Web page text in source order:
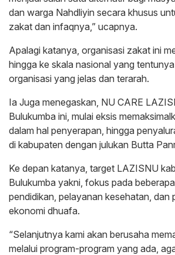
dan warga Nahdliyin secara khusus
zakat dan infaqnya,” ucapnya.
Apalagi katanya, organisasi zakat ini
hingga ke skala nasional yang
organisasi yang jelas dan terarah.
Ia Juga menegaskan, NU CARE
Bulukumba ini, mulai eksis
dalam hal penyerapan, hingga
di kabupaten dengan julukan Butta
Ke depan katanya, target LAZISNU
Bulukumba yakni, fokus pada
pendidikan, pelayanan kesehatan, dan
ekonomi dhuafa.
“Selanjutnya kami akan berusaha
melalui program-program yang ada,